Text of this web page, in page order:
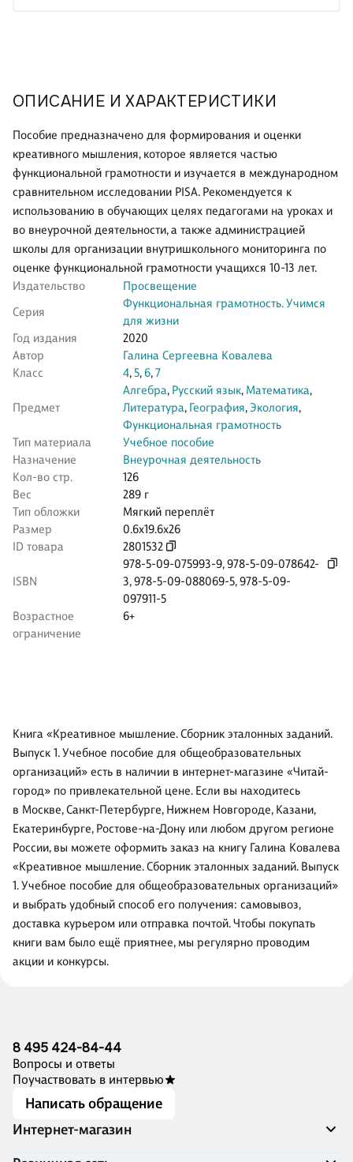
ОПИСАНИЕ И ХАРАКТЕРИСТИКИ
Пособие предназначено для формирования и оценки
креативного мышления, которое является частью
функциональной грамотности и изучается в международном
сравнительном исследовании PISA. Рекомендуется к
использованию в обучающих целях педагогами на уроках и
во внеурочной деятельности, а также администрацией
школы для организации внутришкольного мониторинга по
оценке функциональной грамотности учащихся 10-13 лет.
Издательство
Просвещение
Серия
Функциональная грамотность. Учимся
для жизни
Год издания
2020
Автор
Галина Сергеевна Ковалева
Класс
4,5,6,7
Предмет
Алгебра, Русский язык, Математика,
Литература, География,Экология,
Функциональная грамотность
Тип материала
Учебное пособие
Назначение
Внеурочная деятельность
Кол-во стр.
126
Вес
289 г
Тип обложки
Мягкий переплёт
Размер
0.6x19.6x26
ID товара
2801532
ISBN
978-5-09-075993-9,978-5-09-078642-
3,978-5-09-088069-5,978-5-09-
097911-5
Возрастное
ограничение
6+
Книга «Креативное мышление. Сборник эталонных заданий.
Выпуск 1. Учебное пособие для общеобразовательных
организаций» есть в наличии в интернет-магазине «Читай-
город» по привлекательной цене. Если вы находитесь
в Москве, Санкт-Петербурге, Нижнем Новгороде, Казани,
Екатеринбурге, Ростове-на-Дону или любом другом регионе
России, вы можете оформить заказ на книгу Галина Ковалева
«Креативное мышление. Сборник эталонных заданий. Выпуск
1. Учебное пособие для общеобразовательных организаций»
и выбрать удобный способ его получения: самовывоз,
доставка курьером или отправка почтой. Чтобы покупать
книги вам было ещё приятнее, мы регулярно проводим
акции и конкурсы.
8 495 424-84-44
Вопросы и ответы
Поучаствовать в интервью
Написать обращение
Интернет-магазин